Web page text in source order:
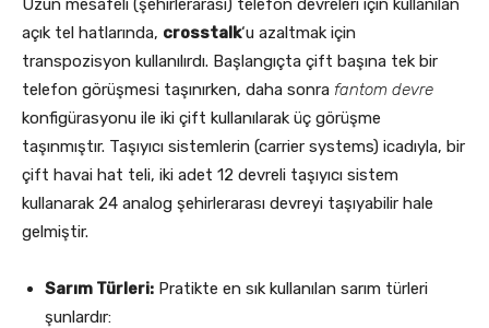
Uzun mesafeli (şehirlerarası) telefon devreleri için kullanılan
açık tel hatlarında, crosstalk‘u azaltmak için
transpozisyon kullanılırdı. Başlangıçta çift başına tek bir
telefon görüşmesi taşınırken, daha sonra fantom devre
konfigürasyonu ile iki çift kullanılarak üç görüşme
taşınmıştır. Taşıyıcı sistemlerin (carrier systems) icadıyla, bir
çift havai hat teli, iki adet 12 devreli taşıyıcı sistem
kullanarak 24 analog şehirlerarası devreyi taşıyabilir hale
gelmiştir.
Sarım Türleri: Pratikte en sık kullanılan sarım türleri
şunlardır: